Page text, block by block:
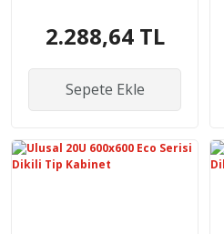
2.288,64 TL
Sepete Ekle